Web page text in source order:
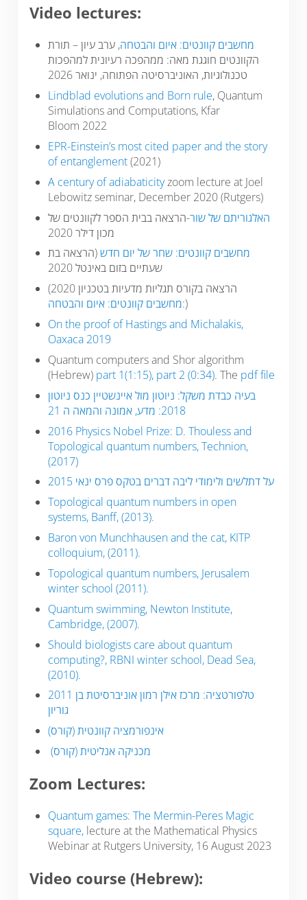
Video lectures:
מחשבים קוונטים: איום והבטחה, ערב עיון – תורת
הקוונטים חוגגת מאה: ממהפכה רעיונית למהפכות
טכנולוגיות, האוניברסיטה הפתוחה, ינואר 2026
Lindblad evolutions and Born rule, Quantum
Simulations and Computations, Kfar
Bloom 2022
EPR-Einstein’s most cited paper and the story
of entanglement(2021)
A century of adiabaticityzoom lecture at Joel
Lebowitz seminar, December 2020 (Rutgers)
האלגוריתם של שור-הרצאה בבית הספר לקוונטים של
מחשבים קוונטים: שחר של יום חדש(הרצאה בת
שעתיים בזום באינטל 2020
הרצאה בקורס תגליות מדעיות בטכניון 2020)
:מחשבים קוונטים: איום והבטחה)
On the proof of Hastings and Michalakis,
Oaxaca 2019
Quantum computers and Shor algorithm
(Hebrew) part 1(1:15), part 2 (0:34). The pdf file
בעיה כבדת משקל: ניוטון מול איינשטיין כנס ניוטון
2018: מדע, אמונה והמאה ה 21
2016 Physics Nobel Prize: D. Thouless and
Topological quantum numbers, Technion,
(2017)
על דתלשים ולימודי ליבה דברים בטקס פרס ינאי 2015
Topological quantum numbers in open
systems, Banff, (2013).
Baron von Munchhausen and the cat, KITP
colloquium, (2011).
Topological quantum numbers, Jerusalem
winter school (2011).
Quantum swimming, Newton Institute,
Cambridge, (2007).
Should biologists care about quantum
computing?, RBNI winter school, Dead Sea,
(2010).
2011 טלפורטציה: מרכז אילן רמון אוניברסיטת בן
גוריון
Zoom Lectures:
Quantum games: The Mermin-Peres Magic
square, lecture at the Mathematical Physics
Webinar at Rutgers University, 16 August 2023
Video course (Hebrew):